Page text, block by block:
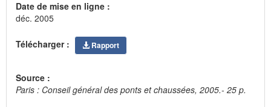
Date de mise en ligne :
déc. 2005
Télécharger : Rapport
Source :
Paris : Conseil général des ponts et chaussées, 2005.- 25 p.